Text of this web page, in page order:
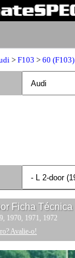
> F103 > 60 (F103)
Ficha Técnica
1970, 1971, 1972
Avalie-o!